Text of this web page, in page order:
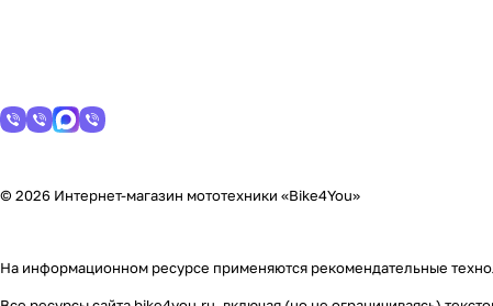
© 2026 Интернет-магазин мототехники «Bike4You»
На информационном ресурсе применяются рекомендательные